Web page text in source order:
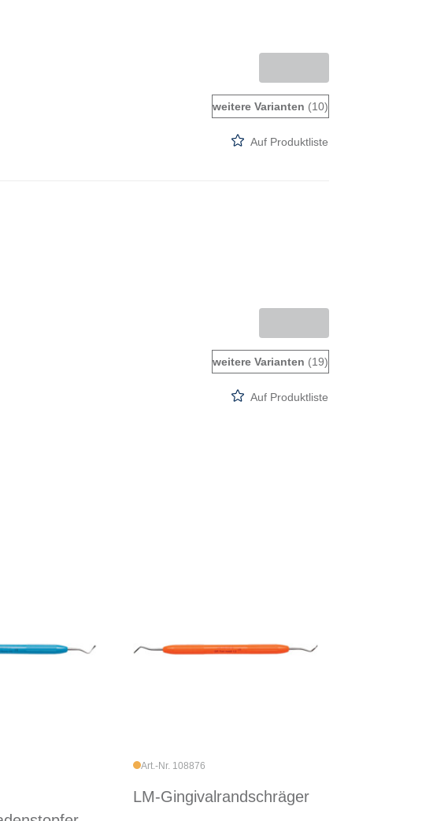
weitere Varianten (10)
Auf Produktliste
weitere Varianten (19)
Auf Produktliste
Art.-Nr. 108876
LM-Gingivalrandschräger